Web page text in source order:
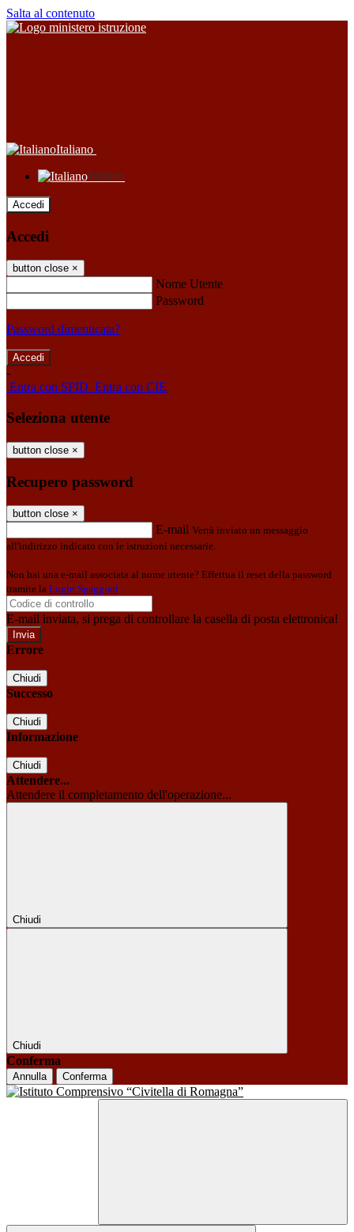
Salta al contenuto
Italiano
Italiano
Accedi
Accedi
button close ×
Nome Utente
Password
Password dimenticata?
-
Entra con SPID Entra con CIE
Seleziona utente
button close ×
Recupero password
button close ×
E-mail Verrà inviato un messaggio
all'indirizzo indicato con le istruzioni necessarie.
Non hai una e-mail associata al nome utente? Effettua il reset della password
tramite la Login Spaggiari
E-mail inviata, si prega di controllare la casella di posta elettronica!
Errore
Chiudi
Successo
Chiudi
Informazione
Chiudi
Attendere...
Attendere il completamento dell'operazione...
Chiudi
Chiudi
Conferma
Annulla Conferma